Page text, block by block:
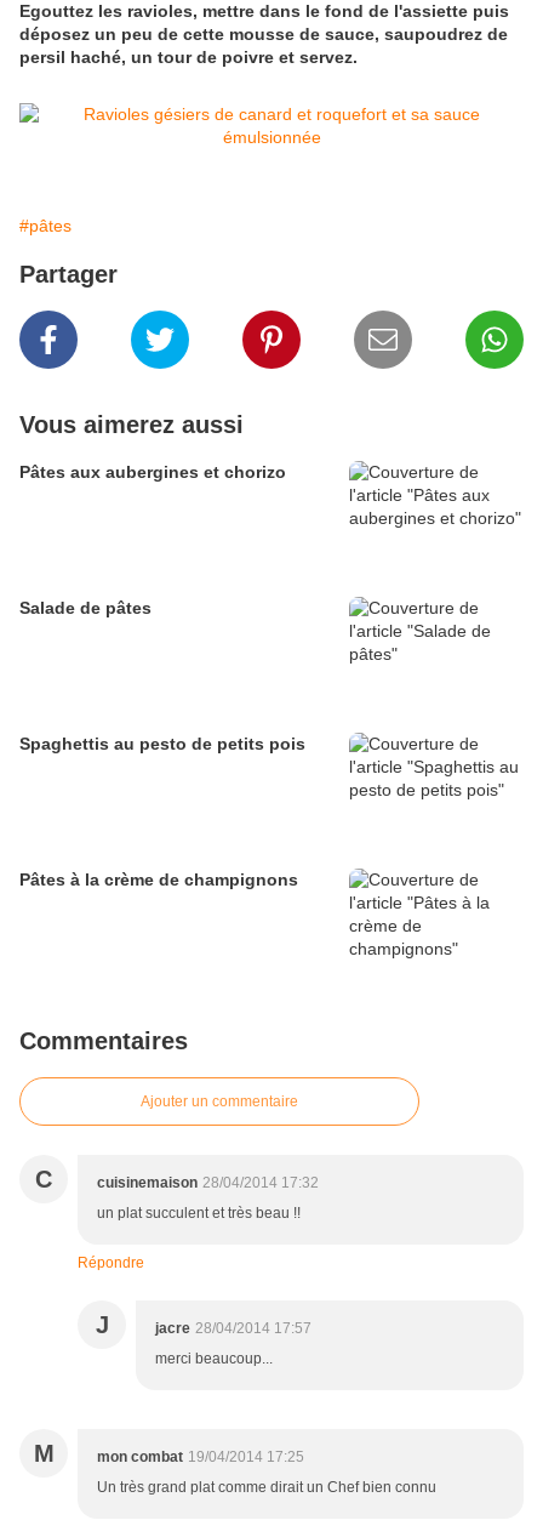
Egouttez les ravioles, mettre dans le fond de l'assiette puis
déposez un peu de cette mousse de sauce, saupoudrez de
persil haché, un tour de poivre et servez.
#pâtes
Partager
Vous aimerez aussi
Pâtes aux aubergines et chorizo
Salade de pâtes
Spaghettis au pesto de petits pois
Pâtes à la crème de champignons
Commentaires
Ajouter un commentaire
C cuisinemaison 28/04/2014 17:32
un plat succulent et très beau !!
Répondre
J jacre 28/04/2014 17:57
merci beaucoup...
M mon combat 19/04/2014 17:25
Un très grand plat comme dirait un Chef bien connu